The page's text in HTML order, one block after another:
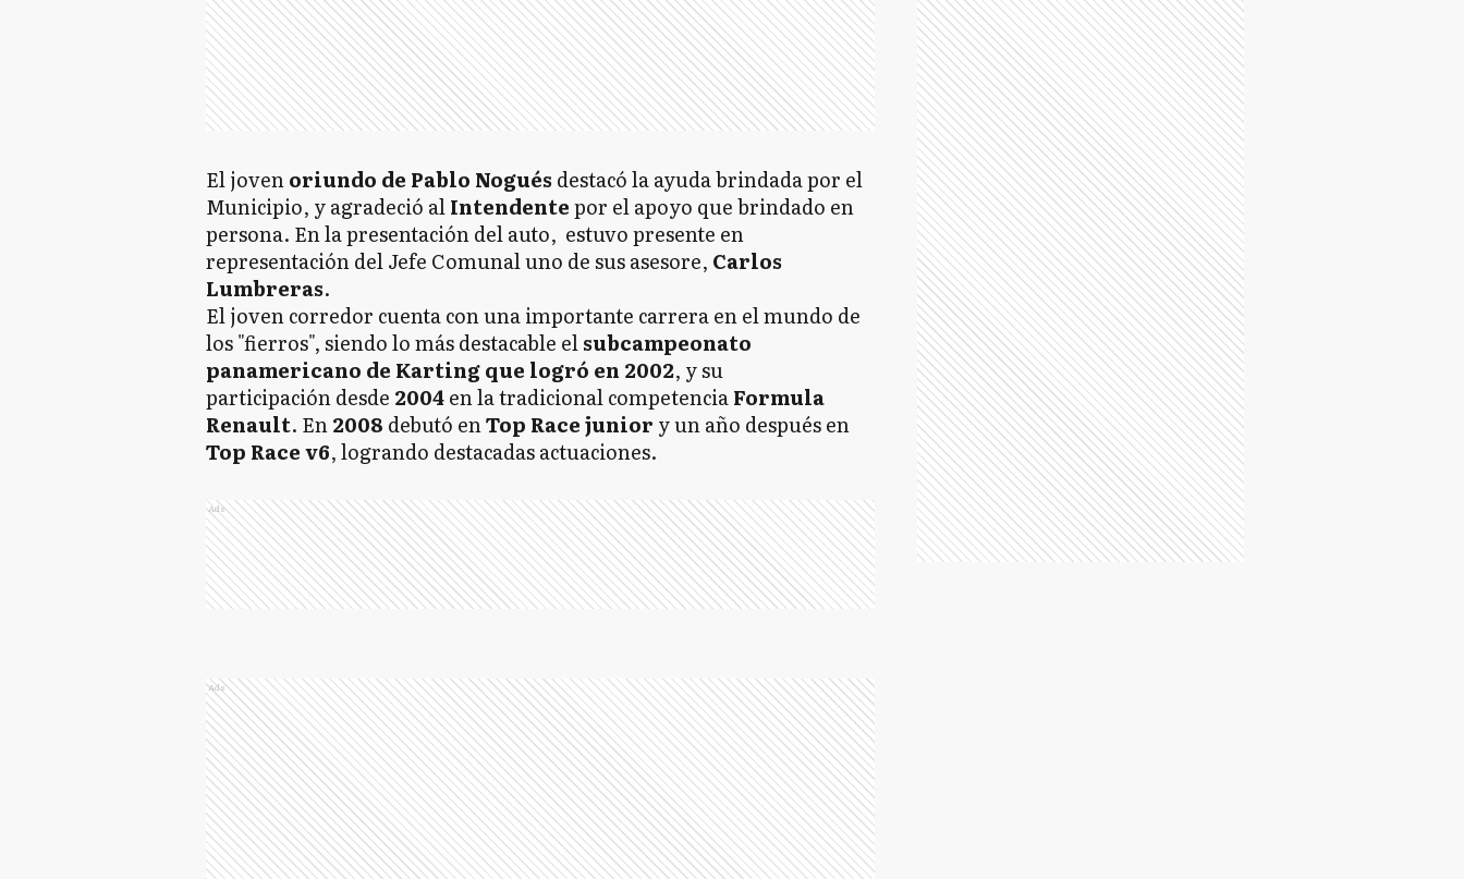
El jovenoriundo de Pablo Nogués destacó la ayuda brindada por el
Municipio, y agradeció alIntendentepor el apoyo que brindado en
persona. En la presentación del auto, estuvo presente en
representación del Jefe Comunal uno de sus asesore, Carlos
Lumbreras.
El joven corredor cuenta con una importante carrera en el mundo de
los "fierros", siendo lo más destacable elsubcampeonato
panamericano de Karting que logró en 2002, y su
participación desde 2004en la tradicional competenciaFormula
Renault. En2008 debutó enTop Race junior y un año después en
Top Race v6, logrando destacadas actuaciones.
Ads
Ads